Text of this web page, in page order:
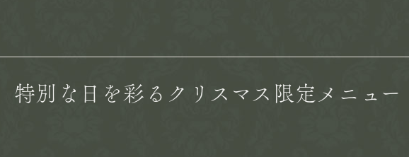
特別な日を彩るクリスマス限定メニュー